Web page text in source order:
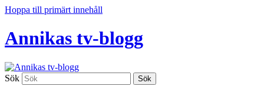
Hoppa till primärt innehåll
Annikas tv-blogg
Sök